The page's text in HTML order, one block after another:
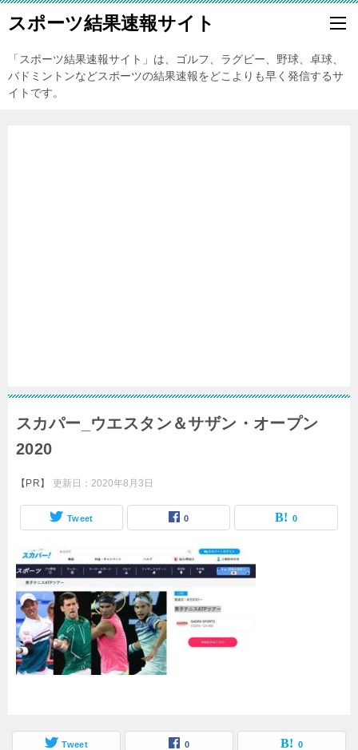
スポーツ結果速報サイト
「スポーツ結果速報サイト」は、ゴルフ、ラグビー、野球、卓球、
バドミントンなどスポーツの結果速報をどこよりも早く発信するサ
イトです。
スカパー_ウエスタン＆サザン・オープン
2020
【PR】 更新日：2020年8月3日
Tweet 0 0
Tweet 0 0